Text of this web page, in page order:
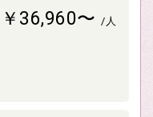
￥36,960〜 /人